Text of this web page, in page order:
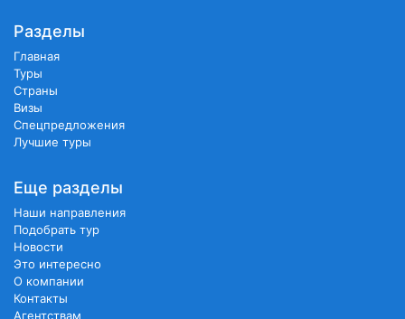
Разделы
Главная
Туры
Страны
Визы
Спецпредложения
Лучшие туры
Еще разделы
Наши направления
Подобрать тур
Новости
Это интересно
О компании
Контакты
Агентствам